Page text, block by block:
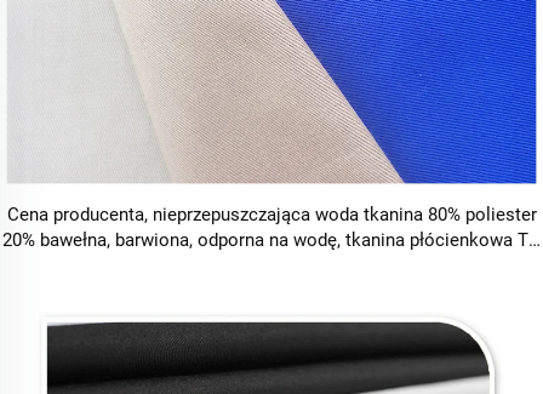
Cena producenta, nieprzepuszczająca woda tkanina 80% poliester
20% bawełna, barwiona, odporna na wodę, tkanina płócienkowa TC